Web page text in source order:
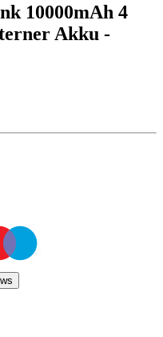
10000mAh 4
Akku -